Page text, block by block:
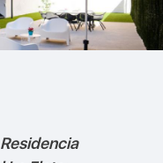
Residencia